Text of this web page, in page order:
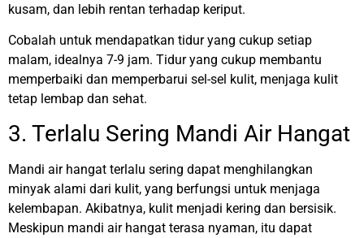
kusam, dan lebih rentan terhadap keriput.
Cobalah untuk mendapatkan tidur yang cukup setiap
malam, idealnya 7-9 jam. Tidur yang cukup membantu
memperbaiki dan memperbarui sel-sel kulit, menjaga kulit
tetap lembap dan sehat.
3. Terlalu Sering Mandi Air Hangat
Mandi air hangat terlalu sering dapat menghilangkan
minyak alami dari kulit, yang berfungsi untuk menjaga
kelembapan. Akibatnya, kulit menjadi kering dan bersisik.
Meskipun mandi air hangat terasa nyaman, itu dapat